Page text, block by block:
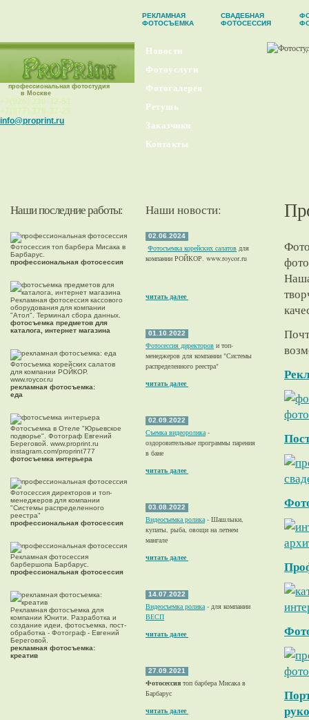
РЕКЛАМНАЯ
ФОТОСЪЕМКА
СВАДЕБНАЯ
ФОТОСЕССИЯ
профессиональная фотостудия
в Москве
+7(926) 230-32-51
+7(977) 379-37-29
info@proprint.ru
Новости
Фотоуслуги
Фотогалерея
Ретушь
Заказчики
Контакты
Наши последние работы:
Фотосессия топ барбера Мисака в
Барбарус.
профессиональная фотосессия
Рекламная фотосессия кассового
оборудования для компании
"Атол". Терминал сбора данных.
фотосъемка предметов для
каталога, интернет магазина
Фотосъемка корейских салатов
для компании РОЙКОР.
www.roycor.ru
рекламная фотосъемка:
еда
Фотосъемка в Отеле "Юрьевское
подворье". Фотограф Евгений
Береговой. www.proprint.ru
instagram.com/proprint777
фотосъемка интерьера
Фотосессия директоров и топ-
менеджеров для компании
"Системы распределенного
реестра"
профессиональная фотосессия
Рекламная фотосессия
барбершопа Барбарус.
профессиональная фотосессия
Рекламная фотосъемка для
компании Юнити. Разработка и
создание идеи, фотосъемка, пост-
обработка - Фотограф - Евгений
Береговой.
рекламная фотосъемка:
креатив
Наши новости:
02.06.2024
Фотосъемка корейских салатов для
компании РОЙКОР. www.roycor.ru
читать далее
01.10.2022
Фотосессия директоров и топ-
менеджеров для компании "Системы
распределенного реестра"
читать далее
02.09.2022
Съемка видеоролика-
оздоровительные программы парения
в бане
читать далее
03.08.2022
Видеосъемка ролика- Шашлыки,
купаты, рыба, овощи на летнем
мангале
читать далее
14.07.2022
Видеосъемка ролика- для компании
ВЕСП
читать далее
27.09.2021
Фотосессия топ барбера Мисака в
Барбарус
читать далее